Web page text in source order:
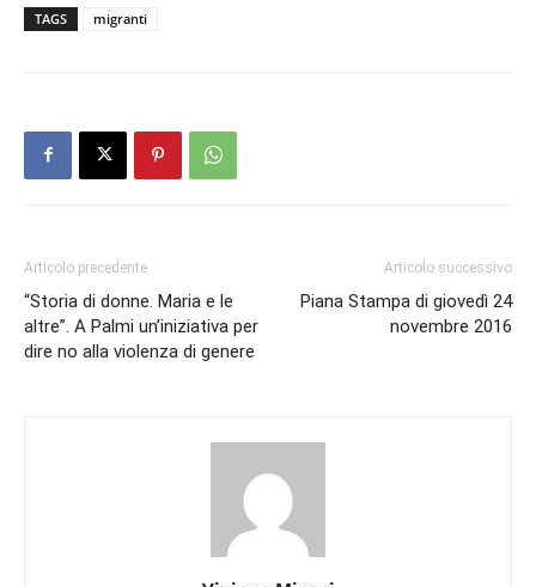
TAGS migranti
Articolo precedente
“Storia di donne. Maria e le
altre”. A Palmi un’iniziativa per
dire no alla violenza di genere
Articolo successivo
Piana Stampa di giovedì 24
novembre 2016